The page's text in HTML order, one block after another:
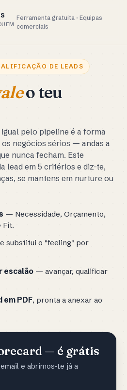
Ferramenta gratuita · Equipas
comerciais
DE LEADS
o teu
pelo pipeline é a forma
negócios sérios — andas a
nunca fecham. Este
lead em 5 critérios e diz-te,
se mantens em nurture ou
— Necessidade, Orçamento,
Fit.
substitui o "feeling" por
escalão — avançar, qualificar
em PDF, pronta a anexar ao
— é grátis
e abrimos-te já a